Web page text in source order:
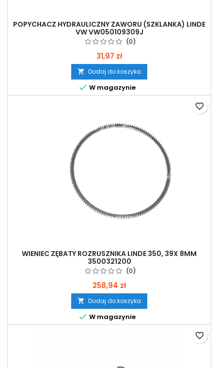
POPYCHACZ HYDRAULICZNY ZAWORU (SZKLANKA) LINDE
VW VW050109309J
(0)
31,97 zł
 Dodaj do koszyka
 W magazynie
WIENIEC ZĘBATY ROZRUSZNIKA LINDE 350, 39X 8MM
3500321200
(0)
258,94 zł
 Dodaj do koszyka
 W magazynie
favorite_border
favorite_border